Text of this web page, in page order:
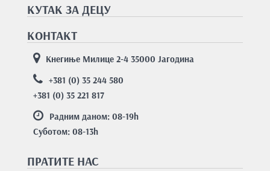
КУТАК ЗА ДЕЦУ
КОНТАКТ
Кнегиње Милице 2-4 35000 Јагодина
+381 (0) 35 244 580
+381 (0) 35 221 817
Радним даном: 08-19h
Суботом: 08-13h
ПРАТИТЕ НАС